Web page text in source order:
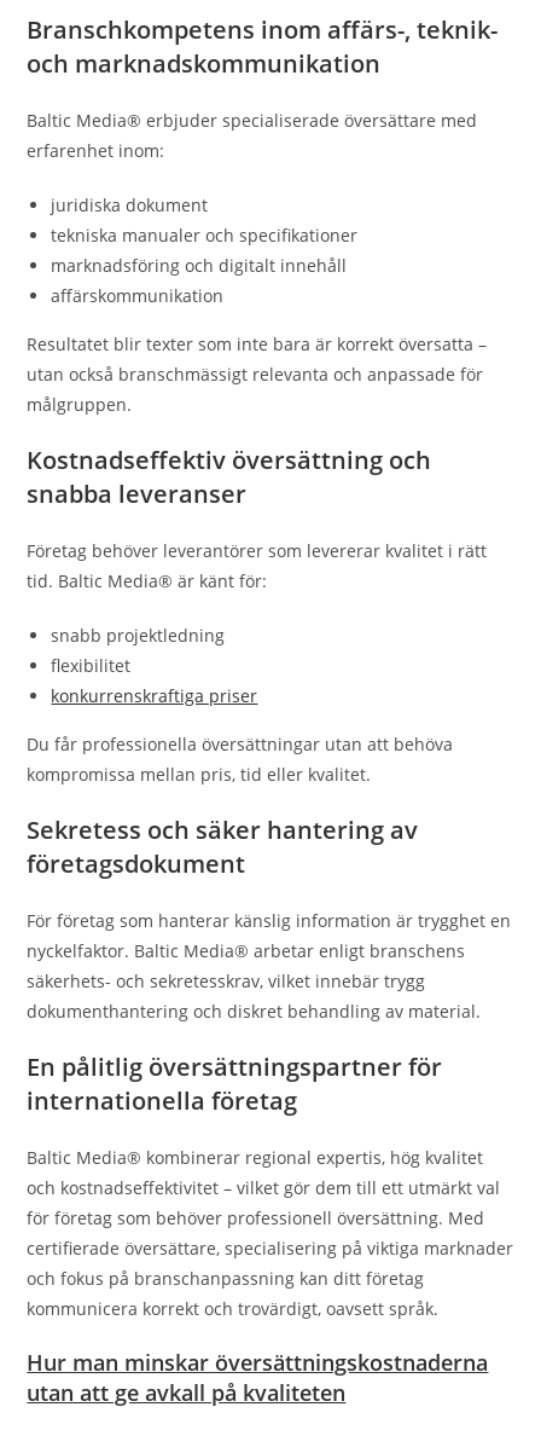
Branschkompetens inom affärs-, teknik-
och marknadskommunikation
Baltic Media® erbjuder specialiserade översättare med
erfarenhet inom:
juridiska dokument
tekniska manualer och specifikationer
marknadsföring och digitalt innehåll
affärskommunikation
Resultatet blir texter som inte bara är korrekt översatta –
utan också branschmässigt relevanta och anpassade för
målgruppen.
Kostnadseffektiv översättning och
snabba leveranser
Företag behöver leverantörer som levererar kvalitet i rätt
tid. Baltic Media® är känt för:
snabb projektledning
flexibilitet
konkurrenskraftiga priser
Du får professionella översättningar utan att behöva
kompromissa mellan pris, tid eller kvalitet.
Sekretess och säker hantering av
företagsdokument
För företag som hanterar känslig information är trygghet en
nyckelfaktor. Baltic Media® arbetar enligt branschens
säkerhets- och sekretesskrav, vilket innebär trygg
dokumenthantering och diskret behandling av material.
En pålitlig översättningspartner för
internationella företag
Baltic Media® kombinerar regional expertis, hög kvalitet
och kostnadseffektivitet – vilket gör dem till ett utmärkt val
för företag som behöver professionell översättning. Med
certifierade översättare, specialisering på viktiga marknader
och fokus på branschanpassning kan ditt företag
kommunicera korrekt och trovärdigt, oavsett språk.
Hur man minskar översättningskostnaderna
utan att ge avkall på kvaliteten